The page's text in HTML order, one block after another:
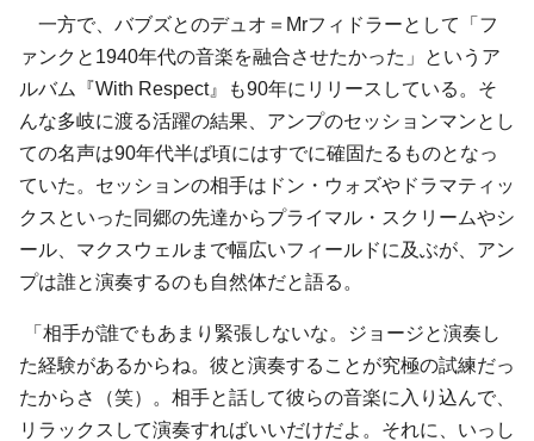
一方で、バブズとのデュオ＝Mrフィドラーとして「フ
ァンクと1940年代の音楽を融合させたかった」というア
ルバム『With Respect』も90年にリリースしている。そ
んな多岐に渡る活躍の結果、アンプのセッションマンとし
ての名声は90年代半ば頃にはすでに確固たるものとなっ
ていた。セッションの相手はドン・ウォズやドラマティッ
クスといった同郷の先達からプライマル・スクリームやシ
ール、マクスウェルまで幅広いフィールドに及ぶが、アン
プは誰と演奏するのも自然体だと語る。
「相手が誰でもあまり緊張しないな。ジョージと演奏し
た経験があるからね。彼と演奏することが究極の試練だっ
たからさ（笑）。相手と話して彼らの音楽に入り込んで、
リラックスして演奏すればいいだけだよ。それに、いっし